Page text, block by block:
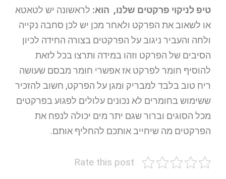
טיפ לניקוי פרקטים שלנו, הוא: לראשונה יש לטאטא
או לשאוב את הפרקט ולאחר מכן יש לכן סחבה נקייה
ולחה והעביר ניגוב על הפרקטים בצורה החידה לכיון
הסיבים של הפרקט וזהו במידה ותרצו בכל לזאת
להוסיף חומר לפרקט אז אפשרי חומר מבסם שעושה
ריח טוב בלבד למבריק ומגן על הפרקט, חשוב להזכיר
ששימוש בחומרים לא נכונים עלולים לפגוע בפרקטים
מכל הסוגים וברור שגם יתר מים יכולה לנפח את
הפרקטים מה שיחייב אותכם להחליף אותם.
Rate this post